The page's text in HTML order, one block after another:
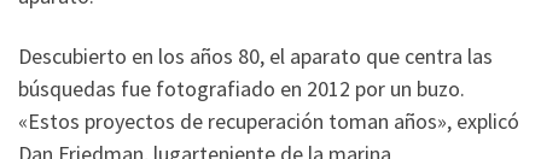
Descubierto en los años 80, el aparato que centra las
búsquedas fue fotografiado en 2012 por un buzo.
«Estos proyectos de recuperación toman años», explicó
Dan Friedman, lugarteniente de la marina